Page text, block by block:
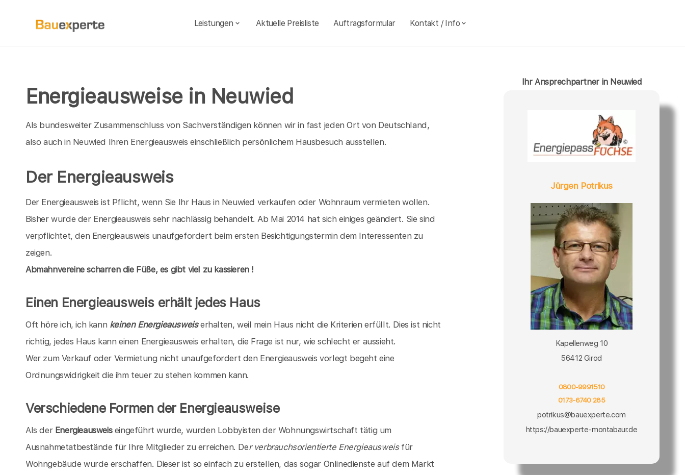
Leistungen Aktuelle Preisliste Auftragsformular Kontakt / Info
Energieausweise in Neuwied
Als bundesweiter Zusammenschluss von Sachverständigen können wir in fast jeden Ort von Deutschland,
also auch in Neuwied Ihren Energieausweis einschließlich persönlichem Hausbesuch ausstellen.
Der Energieausweis
Der Energieausweis ist Pflicht, wenn Sie Ihr Haus in Neuwied verkaufen oder Wohnraum vermieten wollen.
Bisher wurde der Energieausweis sehr nachlässig behandelt. Ab Mai 2014 hat sich einiges geändert. Sie sind
verpflichtet, den Energieausweis unaufgefordert beim ersten Besichtigungstermin dem Interessenten zu
zeigen.
Abmahnvereine scharren die Füße, es gibt viel zu kassieren !
Einen Energieausweis erhält jedes Haus
Oft höre ich, ich kann keinen Energieausweiserhalten, weil mein Haus nicht die Kriterien erfüllt. Dies ist nicht
richtig, jedes Haus kann einen Energieausweis erhalten, die Frage ist nur, wie schlecht er aussieht.
Wer zum Verkauf oder Vermietung nicht unaufgefordert den Energieausweis vorlegt begeht eine
Ordnungswidrigkeit die ihm teuer zu stehen kommen kann.
Verschiedene Formen der Energieausweise
Als der Energieausweiseingeführt wurde, wurden Lobbyisten der Wohnungswirtschaft tätig um
Ausnahmetatbestände für Ihre Mitglieder zu erreichen. Der verbrauchsorientierte Energieausweisfür
Wohngebäude wurde erschaffen. Dieser ist so einfach zu erstellen, das sogar Onlinedienste auf dem Markt
Ihr Ansprechpartner in Neuwied
Jürgen Potrikus
Kapellenweg 10
56412 Girod
0800-9991510
0173-6740 285
potrikus@bauexperte.com
https://bauexperte-montabaur.de